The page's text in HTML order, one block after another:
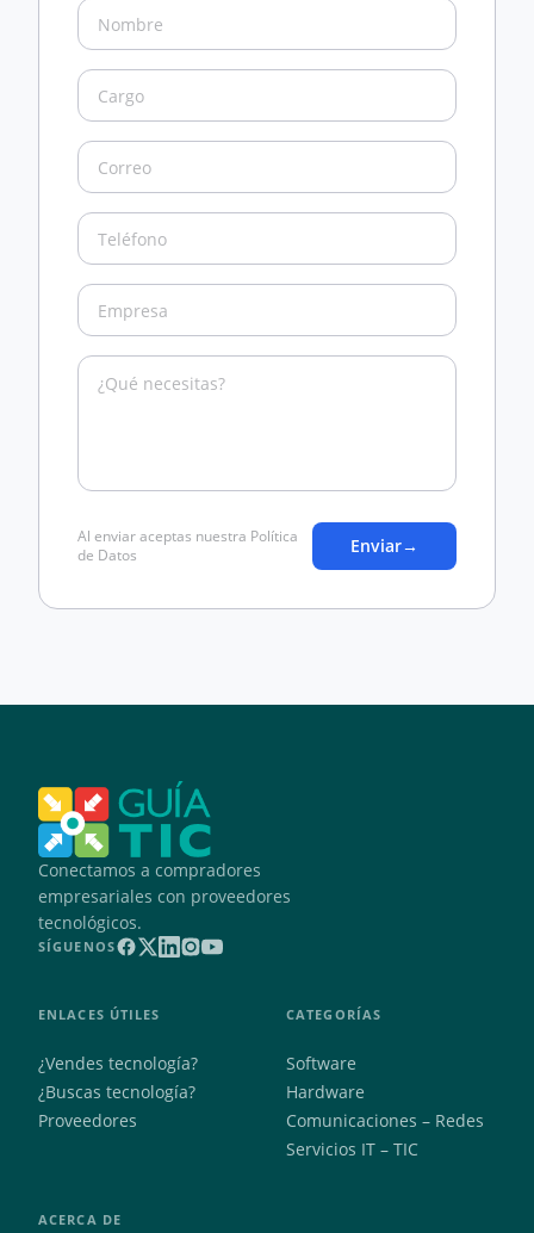
Al enviar aceptas nuestra Política
de Datos
Enviar→
Conectamos a compradores
empresariales con proveedores
tecnológicos.
SÍGUENOS
ENLACES ÚTILES
¿Vendes tecnología?
¿Buscas tecnología?
Proveedores
CATEGORÍAS
Software
Hardware
Comunicaciones – Redes
Servicios IT – TIC
ACERCA DE